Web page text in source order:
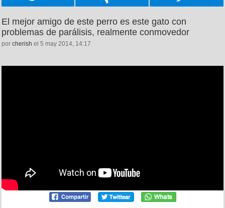
El mejor amigo de este perro es este gato con
problemas de parálisis, realmente conmovedor
por cherish el 5 may 2014, 14:17